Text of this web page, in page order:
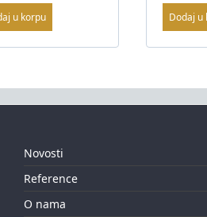
u korpu Dodaj u
Novosti
Reference
O nama